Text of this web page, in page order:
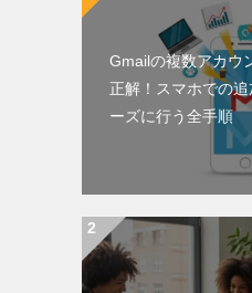
Gmailの複数アカウ
正解！スマホでの
ーズに行う全手順